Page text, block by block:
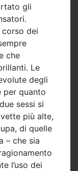
gli
dei
che
Le
degli
per quanto
sessi si
più alte,
di quelle
– che sia
l’uso dei